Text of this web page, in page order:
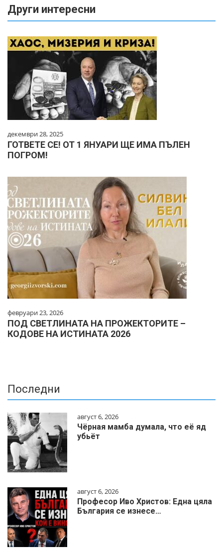
Други интересни
декември 28, 2025
ГОТВЕТЕ СЕ! ОТ 1 ЯНУАРИ ЩЕ ИМА ПЪЛЕН
ПОГРОМ!
февруари 23, 2026
ПОД СВЕТЛИНАТА НА ПРОЖЕКТОРИТЕ –
КОДОВЕ НА ИСТИНАТА 2026
Последни
август 6, 2026
Чёрная мамба думала, что её яд
убьёт
август 6, 2026
Професор Иво Христов: Една цяла
България се изнесе…